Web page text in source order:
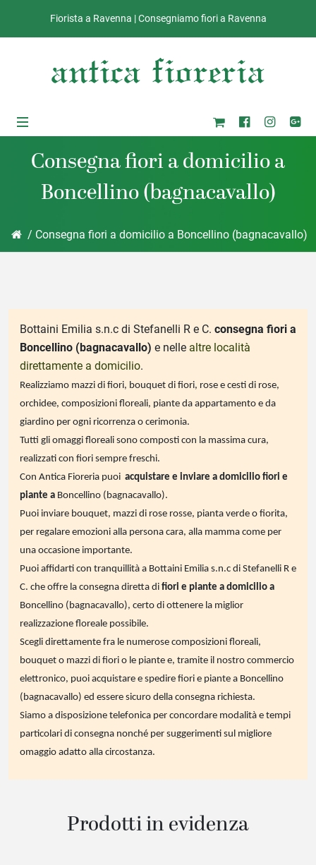
Fiorista a Ravenna | Consegniamo fiori a Ravenna
Consegna fiori a domicilio a
Boncellino (bagnacavallo)
/ Consegna fiori a domicilio a Boncellino (bagnacavallo)
Bottaini Emilia s.n.c di Stefanelli R e C. consegna fiori a
Boncellino (bagnacavallo) e nelle altre località
direttamente a domicilio.
Realizziamo mazzi di fiori, bouquet di fiori, rose e cesti di rose,
orchidee, composizioni floreali, piante da appartamento e da
giardino per ogni ricorrenza o cerimonia.
Tutti gli omaggi floreali sono composti con la massima cura,
realizzati con fiori sempre freschi.
Con Antica Fioreria puoi acquistare e inviare a domicilio fiori e
piante a Boncellino (bagnacavallo).
Puoi inviare bouquet, mazzi di rose rosse, pianta verde o fiorita,
per regalare emozioni alla persona cara, alla mamma come per
una occasione importante.
Puoi affidarti con tranquillità a Bottaini Emilia s.n.c di Stefanelli R e
C. che offre la consegna diretta di fiori e piante a domicilio a
Boncellino (bagnacavallo), certo di ottenere la miglior
realizzazione floreale possibile.
Scegli direttamente fra le numerose composizioni floreali,
bouquet o mazzi di fiori o le piante e, tramite il nostro commercio
elettronico, puoi acquistare e spedire fiori e piante a Boncellino
(bagnacavallo) ed essere sicuro della consegna richiesta.
Siamo a disposizione telefonica per concordare modalità e tempi
particolari di consegna nonché per suggerimenti sul migliore
omaggio adatto alla circostanza.
Prodotti in evidenza